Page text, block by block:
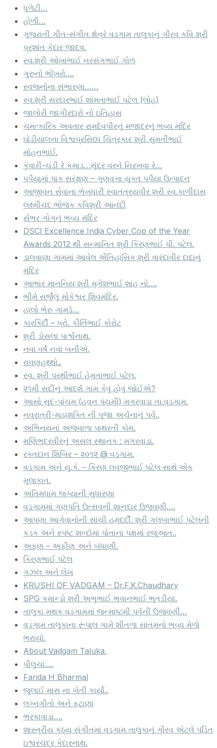
ધુળેટી…
હોળી…
ગુજરાતી ગીત-સંગીત ક્ષેત્રે વડગામ તાલુકાનું ગૌરવ કવિ શ્રી
પ્રશાંત કેદાર જાદવ.
સ્વ.શ્રી ઓખાભાઈ નરસંગભાઈ ગોળ
ગુરુનો ભોંખરો….
સ્વજનોના સંભારણા……
સ્વ.શ્રી સરદારભાઈ શાંમતાભાઈ પટેલ (લોહ)
જાલોરી જાગીરદારો નો ઇતિહાસ
ચમત્કારિક અવતાર રામદેવપીરનું મજાદરનું ભવ્ય મંદિર
ઘોડીયાલના વિશ્વપ્રસિધ્ધ ચિત્રકાર શ્રી સુમતીભાઈ
મોહનભાઈ.
કુંવારી-ચડી રે કમાડ…સુંદર વરને નિરખવા રે…
પપૈયામાં પાક સરંક્ષણ – ગુણવત્તા યુક્ત પપૈયા ઉત્પાદન
આજીવન સેવાના ભેખધારી સ્વાતંત્રયવીર શ્રી સ્વ.કાળીદાસ
લક્ષ્મીચંદ ભોજક કવિશ્રી આનંદી
સેંભર ગોગનું ભવ્ય મંદિર
DSCI Excellence India Cyber Cop of the Year
Awards 2012 થી સન્માનિત શ્રી કિરણભાઈ પી. પટેલ.
ડાલવાણા ગામમાં આવેલ ઐતિહાસિક શ્રી વારંદાવીર દાદાનું
મંદિર
આભાર માનનિય શ્રી મૃગેશભાઈ શાહ નો….
ભીમે સર્જેલું મોકેશ્વર શિવમંદિર.
હાલો ભેરુ ગામડે…
કારકિર્દી – પ્રો. કીર્તિભાઈ કોરોટ
શ્રી ડોસલા પાર્શ્વનાથ.
નવા વર્ષે નવાં બનીએ.
રાવણહથ્થો..
સ્વ. શ્રી પરથીભાઈ હેમતાભાઈ પટેલ.
૨૧મી સદીનું આદર્શ ગામ કેવું હોવું જોઈએ?
આસો સુદ-પાંચમ (હવન પંચમી) મગરવાડા તા.વડગામ.
નવરાત્રી-મહાશક્તિ ની પૂજા અર્ચનાનું પર્વ..
અભિનયનાં અજવાળા પાથરતી કોમ.
મણિભદ્રવીરનું અસલ સ્થાનક : મગરવાડા.
રક્તદાન શિબિર – ૨૦૧૨ @ વડગામ.
વડગામ અને યુ.કે. – કિરણ લવજીભાઈ પટેલ સાથે એક
મુલાકાત.
અંતિમધામ જગ્યાની સુધારણા
વડગામમાં ગણપતિ ઉત્સવની શાનદાર ઉજવણી….
આપણા આગેવાનોની સાચી હમદર્દી. શ્રી ગલબાભાઈ પટેલની
કડક અને સ્પષ્ટ શબ્દોમાં પોતાના પક્ષમાં રજૂઆત..
અફણ – અફીણ અને બંધાણી.
કિરણભાઈ પટેલ
ગઝલ અને લેખ
KRUSHI OF VADGAM – Dr.F.K.Chaudhary
SPG કમાન્ડો શ્રી અભુભાઈ ભવાનભાઈ ભૂતડીયા.
તાલુકા મથક વડગામમાં જન્માષ્ટમી પર્વની ઉજવણી…
વડગામ તાલુકાના રૂપાલ ગામે શીતળા સાતમનો ભવ્ય મેળો
ભરાયો.
About Vadgam Taluka.
પીલુચા….
Farida H Bharmal
જુલાઈ માસ ના ખેતી કાર્યો..
લગ્નગીતો અને ફટાણાં
ભરકાવાડા….
શાસ્ત્રીય કંઠ્ય સંગીતમાં વડગામ તાલુકાનું ગૌરવ એટલે પંડિત
ઇશ્વરચંદ્ર કેદારનાથ.